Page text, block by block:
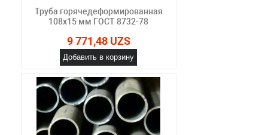
Труба горячедеформированная
108х15 мм ГОСТ 8732-78
9 771,48 UZS
Добавить в корзину